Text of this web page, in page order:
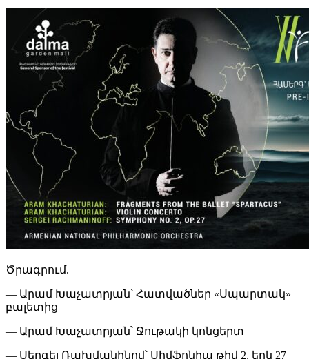
Ծրագրում.
— Արամ Խաչատրյան՝ Հատվածներ «Սպարտակ»
բալետից
— Արամ Խաչատրյան՝ Ջութակի կոնցերտ
— Սերգեյ Ռախմանինով՝ Սիմֆոնիա թիվ 2, երկ 27